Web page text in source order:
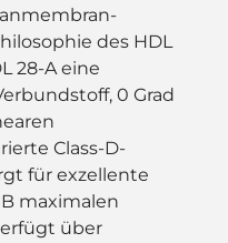
des HDL
28-A eine
0 Grad
Class-D-
für exzellente
maximalen
über